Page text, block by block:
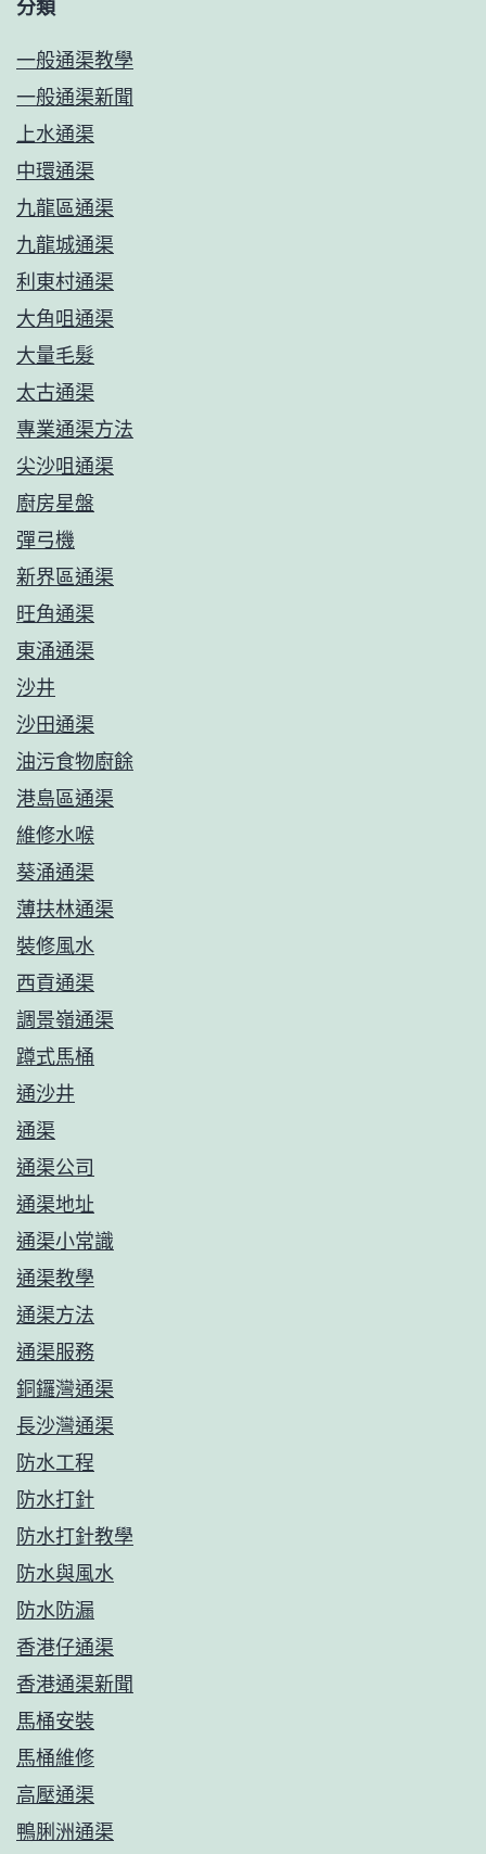
分類
一般通渠教學
一般通渠新聞
上水通渠
中環通渠
九龍區通渠
九龍城通渠
利東村通渠
大角咀通渠
大量毛髮
太古通渠
專業通渠方法
尖沙咀通渠
廚房星盤
彈弓機
新界區通渠
旺角通渠
東涌通渠
沙井
沙田通渠
油污食物廚餘
港島區通渠
維修水喉
葵涌通渠
薄扶林通渠
裝修風水
西貢通渠
調景嶺通渠
蹲式馬桶
通沙井
通渠
通渠公司
通渠地址
通渠小常識
通渠教學
通渠方法
通渠服務
銅鑼灣通渠
長沙灣通渠
防水工程
防水打針
防水打針教學
防水與風水
防水防漏
香港仔通渠
香港通渠新聞
馬桶安裝
馬桶維修
高壓通渠
鴨脷洲通渠